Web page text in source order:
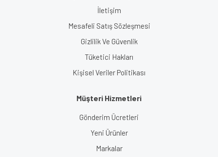
İletişim
Mesafeli Satış Sözleşmesi
Gizlilik Ve Güvenlik
Tüketici Hakları
Kişisel Veriler Politikası
Müşteri Hizmetleri
Gönderim Ücretleri
Yeni Ürünler
Markalar